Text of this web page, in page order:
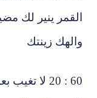
ينير لك مضيئا
زينتك
60 : 20 لا